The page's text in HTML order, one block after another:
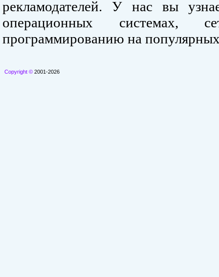
рекламодателей. У нас вы
операционных системах,
программированию на
Copyright © 2001-2026